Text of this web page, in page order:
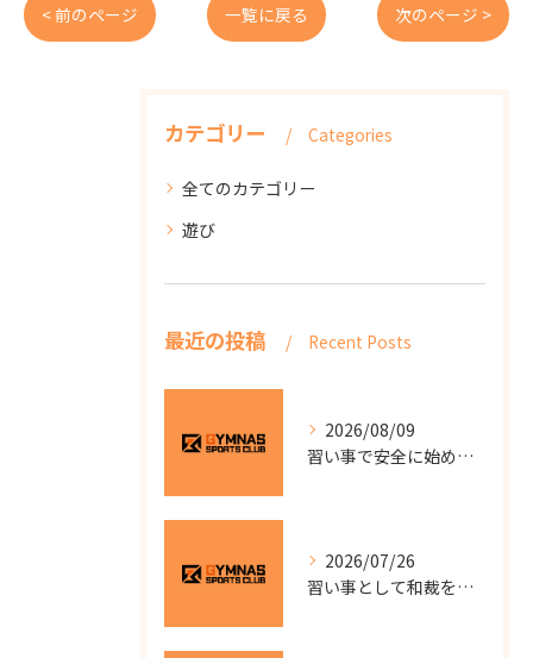
< 前のページ 一覧に戻る 次のページ >
カテゴリー Categories
全てのカテゴリー
遊び
最近の投稿 Recent Posts
2026/08/09
習い事で安全に始めるストレッチ効果と家族みんなのための教室選び
2026/07/26
習い事として和裁を始めるなら自分のペースで学べる少人数教室の選び方と費用を徹底解説